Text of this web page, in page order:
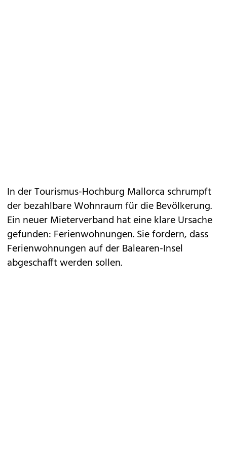
In der Tourismus-Hochburg Mallorca schrumpft
der bezahlbare Wohnraum für die Bevölkerung.
Ein neuer Mieterverband hat eine klare Ursache
gefunden: Ferienwohnungen. Sie fordern, dass
Ferienwohnungen auf der Balearen-Insel
abgeschafft werden sollen.